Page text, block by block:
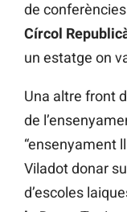
de
Círcol
un estatge on
Una altre front
de
“ensenyament
Viladot donar
d’escoles